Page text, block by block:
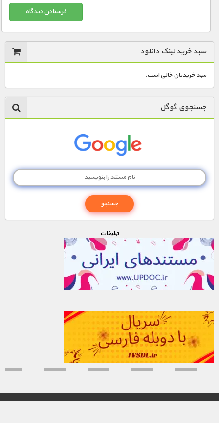
سبد خرید لینک دانلود
سبد خریدتان خالی است.
جستجوی گوگل
تبليغات